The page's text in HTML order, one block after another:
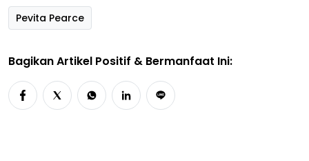
Pevita Pearce
Bagikan Artikel Positif & Bermanfaat Ini: